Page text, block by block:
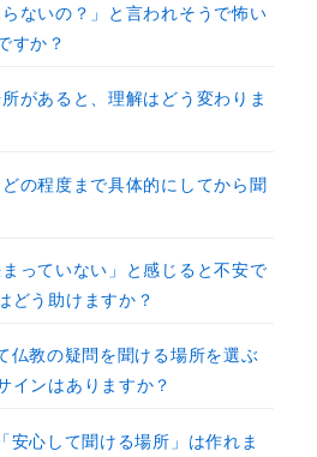
ないの？」と言われそうで怖い
すか？
があると、理解はどう変わりま
の程度まで具体的にしてから聞
っていない」と感じると不安で
どう助けますか？
仏教の疑問を聞ける場所を選ぶ
インはありますか？
安心して聞ける場所」は作れま